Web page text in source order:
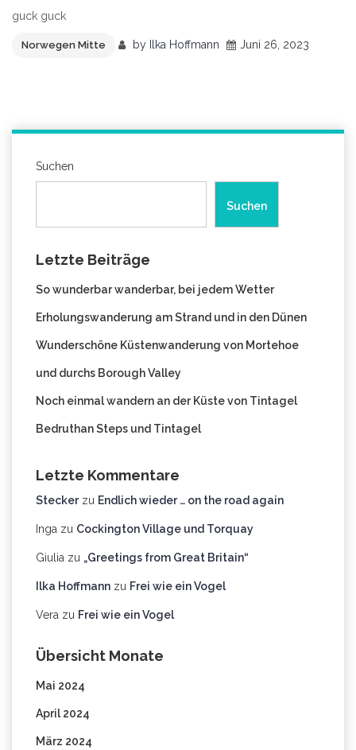
guck guck
Norwegen Mitte by Ilka Hoffmann Juni 26, 2023
Suchen
Suchen
Letzte Beiträge
So wunderbar wanderbar, bei jedem Wetter
Erholungswanderung am Strand und in den Dünen
Wunderschöne Küstenwanderung von Mortehoe
und durchs Borough Valley
Noch einmal wandern an der Küste von Tintagel
Bedruthan Steps und Tintagel
Letzte Kommentare
Steckerzu Endlich wieder … on the road again
Inga zu Cockington Village und Torquay
Giulia zu „Greetings from Great Britain“
Ilka Hoffmann zu Frei wie ein Vogel
Vera zu Frei wie ein Vogel
Übersicht Monate
Mai 2024
April 2024
März 2024